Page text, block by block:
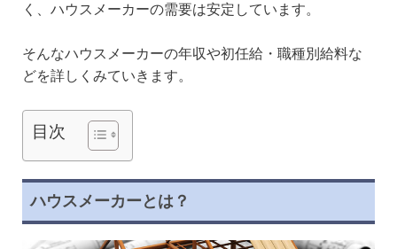
く、ハウスメーカーの需要は安定しています。
そんなハウスメーカーの年収や初任給・職種別給料な
どを詳しくみていきます。
目次
ハウスメーカーとは？